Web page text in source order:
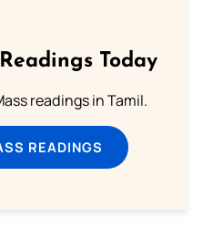
Today
readings in Tamil.
READINGS